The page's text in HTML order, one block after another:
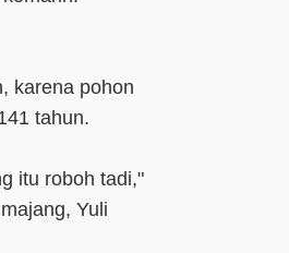
karena pohon
tahun.
itu roboh tadi,"
Yuli